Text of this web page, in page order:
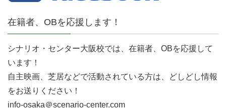
在籍者、OBを応援します！
シナリオ・センター大阪校では、在籍者、OBを応援して
います！
自主映画、芝居などで活動されている方は、どしどし情報
をお送りください！
info-osaka＠scenario-center.com